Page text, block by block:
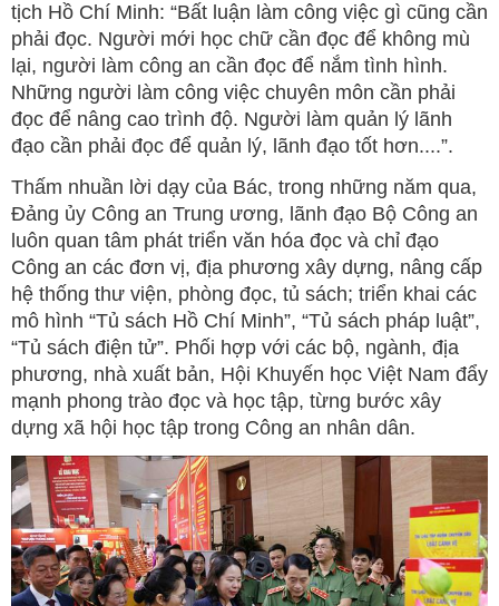
tịch Hồ Chí Minh: “Bất luận làm công việc gì cũng cần
phải đọc. Người mới học chữ cần đọc để không mù
lại, người làm công an cần đọc để nắm tình hình.
Những người làm công việc chuyên môn cần phải
đọc để nâng cao trình độ. Người làm quản lý lãnh
đạo cần phải đọc để quản lý, lãnh đạo tốt hơn....”.
Thấm nhuần lời dạy của Bác, trong những năm qua,
Đảng ủy Công an Trung ương, lãnh đạo Bộ Công an
luôn quan tâm phát triển văn hóa đọc và chỉ đạo
Công an các đơn vị, địa phương xây dựng, nâng cấp
hệ thống thư viện, phòng đọc, tủ sách; triển khai các
mô hình “Tủ sách Hồ Chí Minh”, “Tủ sách pháp luật”,
“Tủ sách điện tử”. Phối hợp với các bộ, ngành, địa
phương, nhà xuất bản, Hội Khuyến học Việt Nam đẩy
mạnh phong trào đọc và học tập, từng bước xây
dựng xã hội học tập trong Công an nhân dân.